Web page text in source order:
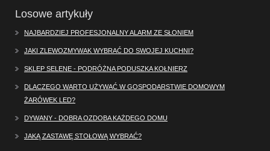
Losowe artykuły
NAJBARDZIEJ PROFESJONALNY ALARM ZE SŁONIEM
JAKI ZLEWOZMYWAK WYBRAĆ DO SWOJEJ KUCHNI?
SKLEP SELENE - PODRÓŻNA PODUSZKA KOŁNIERZ
DLACZEGO WARTO UŻYWAĆ W GOSPODARSTWIE DOMOWYM
ŻARÓWEK LED?
DYWANY - DOBRA OZDOBA KAŻDEGO DOMU
JAKĄ ZASTAWĘ STOŁOWĄ WYBRAĆ?